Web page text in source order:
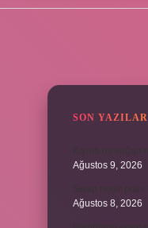
SON YAZILAR
Ağustos 9, 2026
Ağustos 8, 2026